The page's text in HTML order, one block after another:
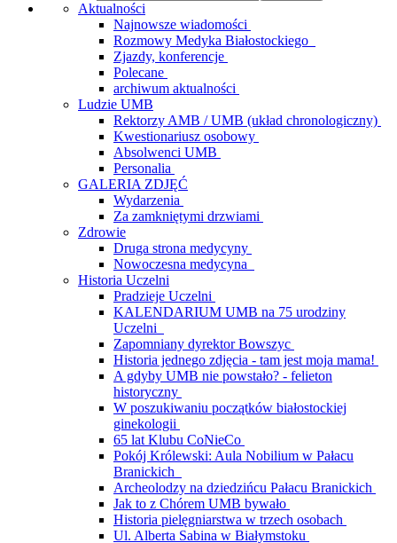
Aktualności
Najnowsze wiadomości
Rozmowy Medyka Białostockiego
Zjazdy, konferencje
Polecane
archiwum aktualności
Ludzie UMB
Rektorzy AMB / UMB (układ chronologiczny)
Kwestionariusz osobowy
Absolwenci UMB
Personalia
GALERIA ZDJĘĆ
Wydarzenia
Za zamkniętymi drzwiami
Zdrowie
Druga strona medycyny
Nowoczesna medycyna
Historia Uczelni
Pradzieje Uczelni
KALENDARIUM UMB na 75 urodziny
Uczelni
Zapomniany dyrektor Bowszyc
Historia jednego zdjęcia - tam jest moja mama!
A gdyby UMB nie powstało? - felieton
historyczny
W poszukiwaniu początków białostockiej
ginekologii
65 lat Klubu CoNieCo
Pokój Królewski: Aula Nobilium w Pałacu
Branickich
Archeolodzy na dziedzińcu Pałacu Branickich
Jak to z Chórem UMB bywało
Historia pielęgniarstwa w trzech osobach
Ul. Alberta Sabina w Białymstoku